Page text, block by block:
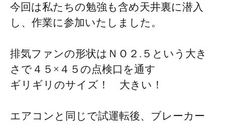
今回は私たちの勉強も含め天井裏に潜入
し、作業に参加いたしました。
排気ファンの形状はＮＯ２.５という大き
さで４５×４５の点検口を通す
ギリギリのサイズ！ 大きい！
エアコンと同じで試運転後、ブレーカー